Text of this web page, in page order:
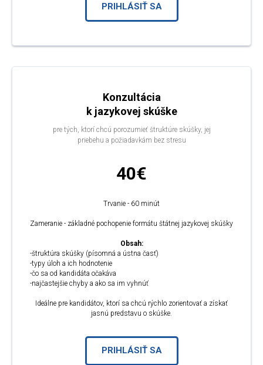
PRIHLÁSIŤ SA
Konzultácia
k jazykovej skúške
pre tých, ktorí chcú porozumieť štruktúre skúšky, jej
priebehu a požiadavkám bez stresu
40€
Trvanie - 60 minút
Zameranie - základné pochopenie formátu štátnej jazykovej skúšky
Obsah:
-štruktúra skúšky (písomná a ústna časť)
-typy úloh a ich hodnotenie
-čo sa od kandidáta očakáva
-najčastejšie chyby a ako sa im vyhnúť
Ideálne pre kandidátov, ktorí sa chcú rýchlo zorientovať a získať
jasnú predstavu o skúške.
PRIHLÁSIŤ SA